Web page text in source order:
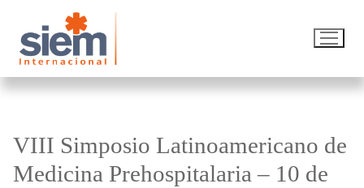
VIII Simposio Latinoamericano de
Medicina Prehospitalaria – 10 de